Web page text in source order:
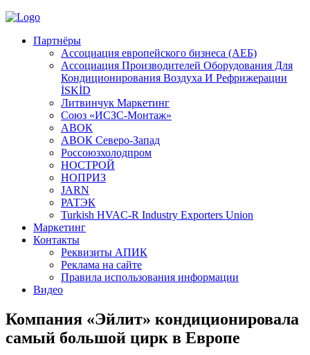
Партнёры
Ассоциация европейского бизнеса (АЕБ)
Aссоциация Производителей Оборудования Для
Кондиционирования Воздуха И Рефрижерации
İSKİD
Литвинчук Маркетинг
Союз «ИСЗС-Монтаж»
АВОК
АВОК Северо-Запад
Россоюзхолодпром
НОСТРОЙ
НОПРИЗ
JARN
РАТЭК
Turkish HVAC-R Industry Exporters Union
Маркетинг
Контакты
Реквизиты АПИК
Реклама на сайте
Правила использования информации
Видео
Компания «Эйлит» кондиционировала
самый большой цирк в Европе